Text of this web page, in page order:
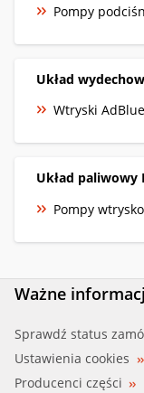
Pompy
Układ
Wtryski AdBlue
Układ paliwowy
Pompy
Ważne
Sprawdź status
Ustawienia cookies
Producenci części